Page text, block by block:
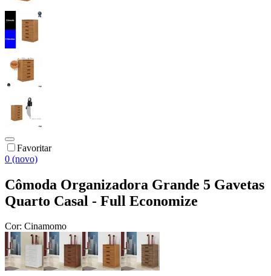
Favoritar
0 (novo)
Cômoda Organizadora Grande 5 Gavetas
Quarto Casal - Full Economize
Cor: Cinamomo